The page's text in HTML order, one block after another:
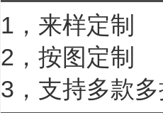
1，来样定制
2，按图定制
3，支持多款